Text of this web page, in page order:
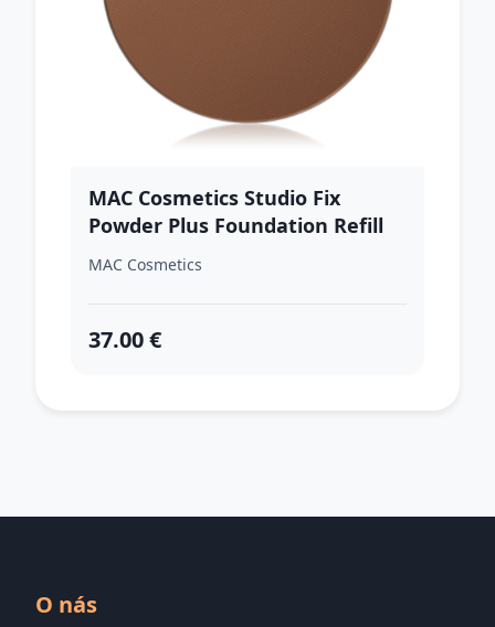
MAC Cosmetics Studio Fix
Powder Plus Foundation Refill
zmatňujúci púdrový make-up
MAC Cosmetics
37.00 €
O nás